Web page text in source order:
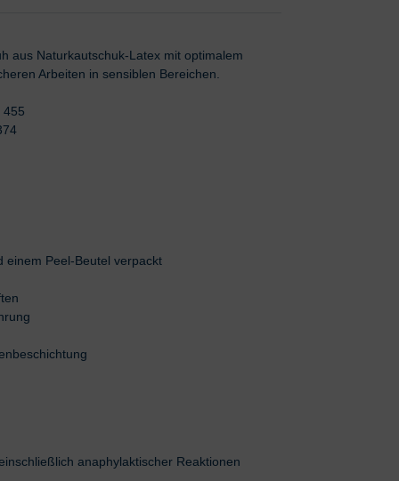
aus Naturkautschuk-Latex mit optimalem
Arbeiten in sensiblen Bereichen.
455
einem Peel-Beutel verpackt
anaphylaktischer Reaktionen